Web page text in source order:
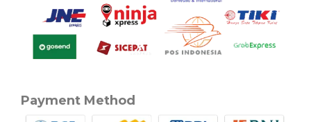
Payment Method